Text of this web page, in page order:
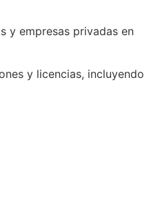
y empresas privadas en
y licencias, incluyendo